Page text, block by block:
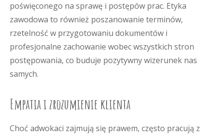
poświęconego na sprawę i postępów prac. Etyka
zawodowa to również poszanowanie terminów,
rzetelność w przygotowaniu dokumentów i
profesjonalne zachowanie wobec wszystkich stron
postępowania, co buduje pozytywny wizerunek nas
samych.
Empatia i zrozumienie klienta
Choć adwokaci zajmują się prawem, często pracują z